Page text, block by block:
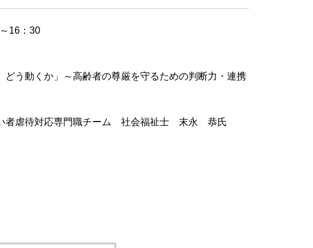
16：30
う動くか」～高齢者の尊厳を守るための判断力・連携
者虐待対応専門職チーム 社会福祉士 末永 恭氏